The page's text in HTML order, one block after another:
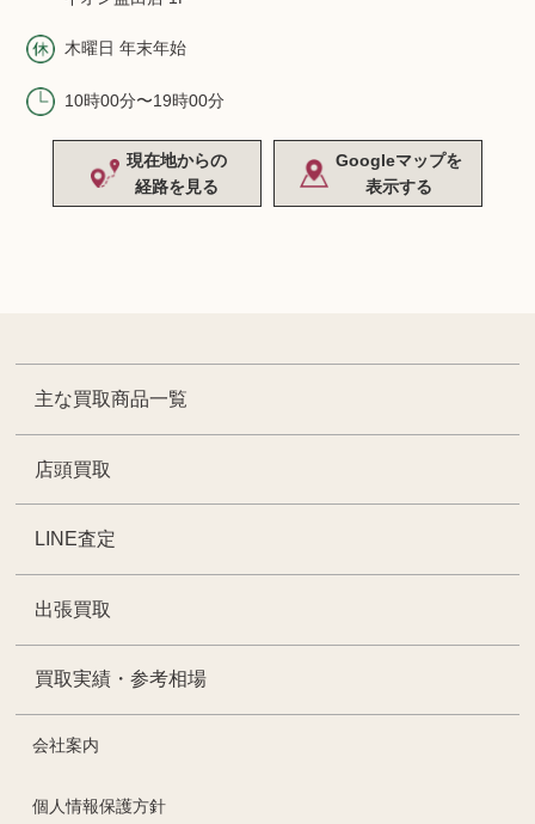
木曜日 年末年始
10時00分〜19時00分
現在地からの
経路を見る
Googleマップを
表示する
主な買取商品一覧
店頭買取
LINE査定
出張買取
買取実績・参考相場
会社案内
個人情報保護方針